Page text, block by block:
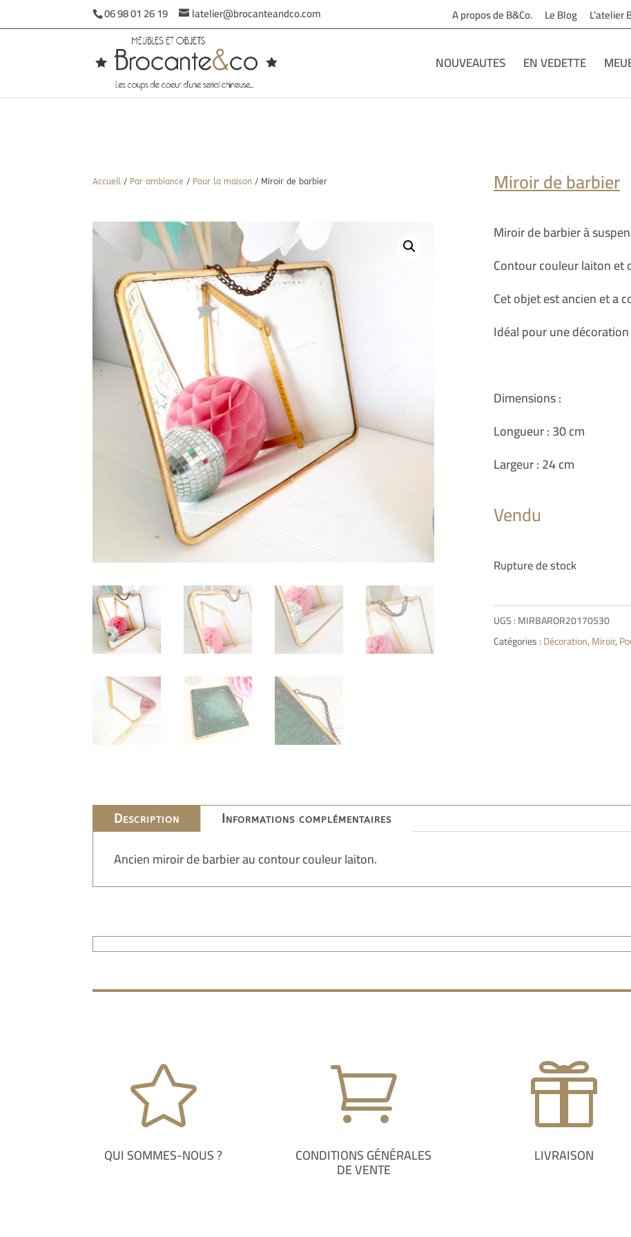
06 98 01 26 19 latelier@brocanteandco.com A propos de B&Co. Le Blog L’atelier
NOUVEAUTES EN VEDETTE
Accueil / Par ambiance / Pour la maison / Miroir de barbier Miroir de barbier
Miroir de barbier à
Contour couleur laiton et
Cet objet est ancien et a
Idéal pour une
Dimensions :
Longueur : 30 cm
Largeur : 24 cm
Vendu
Rupture de stock
UGS :MIRBAROR20170530
Catégories :Décoration,Miroir,
Description Informations complémentaires
Ancien miroir de barbier au contour couleur laiton.

QUI SOMMES-NOUS ?

CONDITIONS GÉNÉRALES
DE VENTE

LIVRAISON